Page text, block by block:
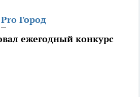
Pro Город
ежегодный конкурс